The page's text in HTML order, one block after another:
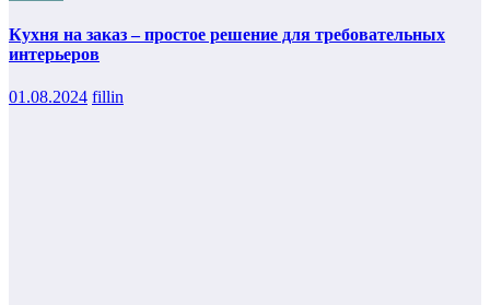
Кухня на заказ – простое решение для требовательных
интерьеров
01.08.2024 fillin